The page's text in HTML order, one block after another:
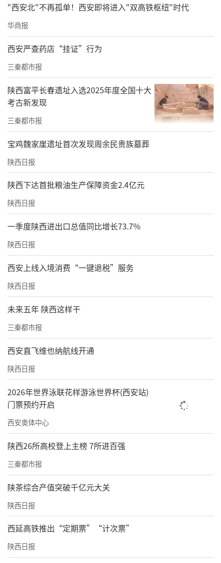
"西安北"不再孤单！西安即将进入"双高铁枢纽"时代
华商报
西安严查药店“挂证”行为
三秦都市报
陕西富平长春遗址入选2025年度全国十大
考古新发现
三秦都市报
宝鸡魏家崖遗址首次发现周余民贵族墓葬
陕西日报
陕西下达首批粮油生产保障资金2.4亿元
陕西日报
一季度陕西进出口总值同比增长73.7%
陕西日报
西安上线入境消费“一键退税”服务
陕西日报
未来五年 陕西这样干
三秦都市报
西安直飞维也纳航线开通
陕西日报
2026年世界泳联花样游泳世界杯(西安站)
门票预约开启
西安奥体中心
陕西26所高校登上主榜 7所进百强
三秦都市报
陕茶综合产值突破千亿元大关
陕西日报
西延高铁推出“定期票”“计次票”
陕西日报